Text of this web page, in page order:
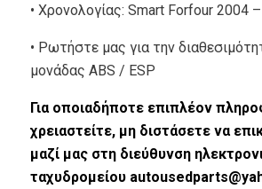
• Xρονολογίας: Smart Forfour 2004
• Ρωτήστε μας για την
μονάδας ABS / ESP
Για οποιαδήποτε επιπλέον
χρειαστείτε, μη διστάσετε να
μαζί μας στη διεύθυνση
ταχυδρομείου